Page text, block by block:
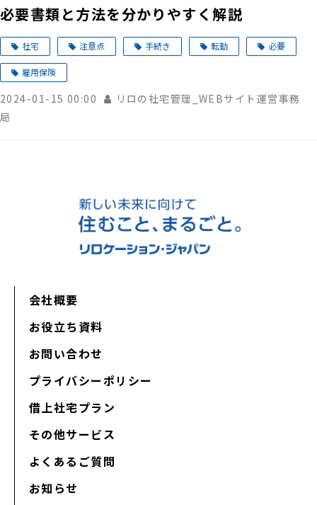
必要書類と方法を分かりやすく解説
社宅 注意点 手続き 転勤 必要
雇用保険
2024-01-15 00:00
リロの社宅管理_WEBサイト運営事務
局
会社概要
お役立ち資料
お問い合わせ
プライバシーポリシー
借上社宅プラン
その他サービス
よくあるご質問
お知らせ